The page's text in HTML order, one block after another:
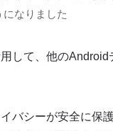
なりました
して、他のAndroid
バシーが安全に保